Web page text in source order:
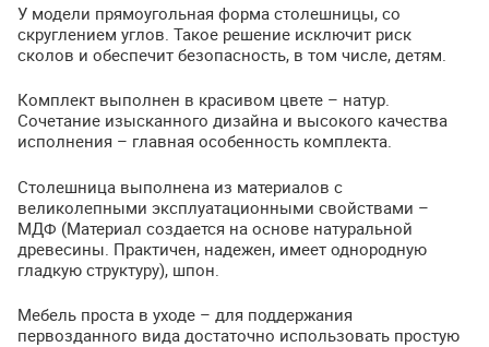
У модели прямоугольная форма столешницы, со
скруглением углов. Такое решение исключит риск
сколов и обеспечит безопасность, в том числе, детям.
Комплект выполнен в красивом цвете – натур.
Сочетание изысканного дизайна и высокого качества
исполнения – главная особенность комплекта.
Столешница выполнена из материалов с
великолепными эксплуатационными свойствами –
МДФ (Материал создается на основе натуральной
древесины. Практичен, надежен, имеет однородную
гладкую структуру), шпон.
Мебель проста в уходе – для поддержания
первозданного вида достаточно использовать простую